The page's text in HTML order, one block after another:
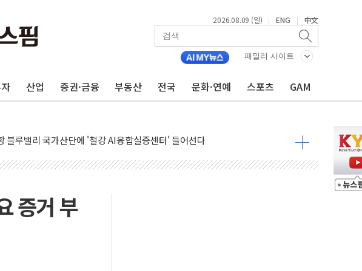
2026.08.09 (일) | ENG | 中文
패밀리 사이트
산업 증권·금융 부동산 전국 문화·연예 스포츠 GAM
진위면 공장서 질식사고 발생…작업자 1명 숨져
낙동강 선착장 하류서 50대 숨진 채 발견...경찰, 조사 중
] 김민석, 정청래에 누적 '1.48%p' 차 선두 유지...金 46.01% vs 鄭 44.53%
서 말다툼 중 어머니 살해 10대 구속…범행 후 반려견도 죽여
석, 강원·대구·경북 경선서 정청래에 승리…金 48.54% vs 鄭 44.40%
증거 부